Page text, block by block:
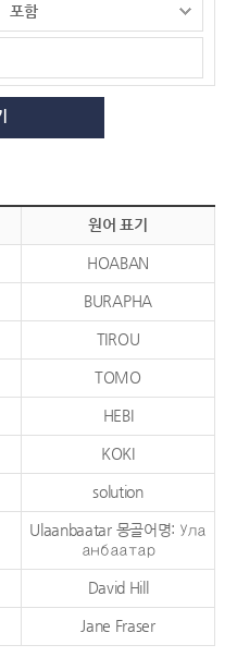
원어 표기
HOABAN
BURAPHA
TIROU
TOMO
HEBI
KOKI
solution
Ulaanbaatar 몽골어명: Ула
анбаатар
David Hill
Jane Fraser